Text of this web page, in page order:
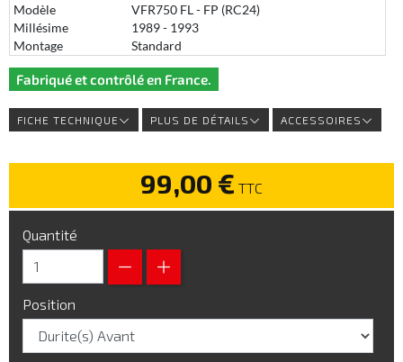
Modèle
VFR750 FL - FP (RC24)
Millésime
1989 - 1993
Montage
Standard
Fabriqué et contrôlé en France.
FICHE TECHNIQUE PLUS DE DÉTAILS ACCESSOIRES
99,00 € TTC
Quantité
Position